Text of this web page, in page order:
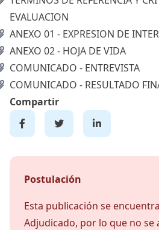
EVALUACION
ANEXO 01 - EXPRESION DE
ANEXO 02 - HOJA DE VIDA
COMUNICADO - ENTREVISTA
COMUNICADO - RESULTADO
Compartir
Postulación
Esta publicación se
Adjudicado, por lo que no se